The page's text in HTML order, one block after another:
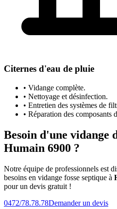
Citernes d'eau de pluie
• Vidange complète.
• Nettoyage et désinfection.
• Entretien des systèmes de
• Réparation des composants
Besoin d'une vidange
Humain 6900 ?
Notre équipe de professionnels est
besoins en vidange fosse septique à
pour un devis gratuit !
0472/78.78.78Demander un devis